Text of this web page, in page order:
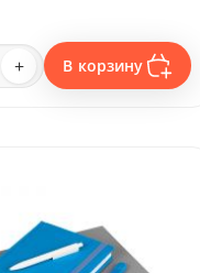
+ В корзину